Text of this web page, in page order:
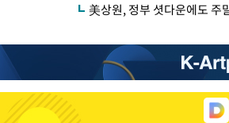
美상원, 정부 셧다운에도